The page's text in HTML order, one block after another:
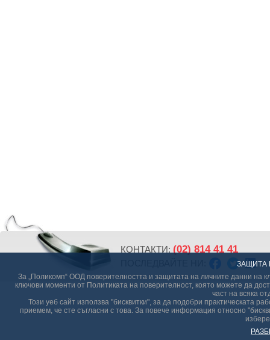
ЗАЩИТА
За „Поликомп“ ООД поверителността и защитата на личните данни на
ключови моменти от Политиката на поверителност, която можете да
част на всяка
Този уеб сайт използва "бисквитки", за да подобри практическата
приемем, че сте съгласни с това. За повече информация относно
КОНТАКТИ: (02) 814 41 41